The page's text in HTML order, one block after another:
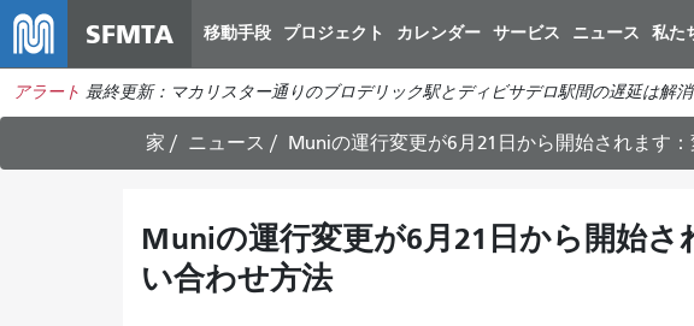
SFMTA 移動手段 プロジェクト カレンダー サービス ニュース 私た
アラート 最終更新：マカリスター通りのブロデリック駅とディビサデロ駅間の遅延は解
家 ニュース Muniの運行変更が6月21日から開始されます
Muniの運行変更が6月21日から開始さ
い合わせ方法